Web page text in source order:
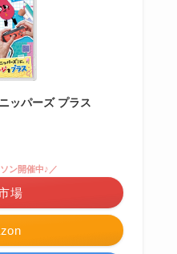
ッパーズ プラス
ン開催中♪／
場